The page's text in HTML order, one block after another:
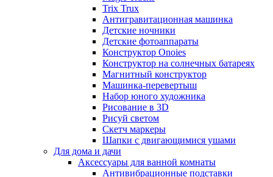
Trix Trux
Антигравитационная машинка
Детские ночники
Детские фотоаппараты
Конструктор Onoies
Конструктор на солнечных батареях
Магнитный конструктор
Машинка-перевертыш
Набор юного художника
Рисование в 3D
Рисуй светом
Скетч маркеры
Шапки с двигающимися ушами
Для дома и дачи
Аксессуары для ванной комнаты
Антивибрационные подставки